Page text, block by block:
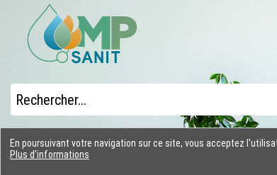
En poursuivant votre navigation sur ce site, vous acceptez
Plus d'informations